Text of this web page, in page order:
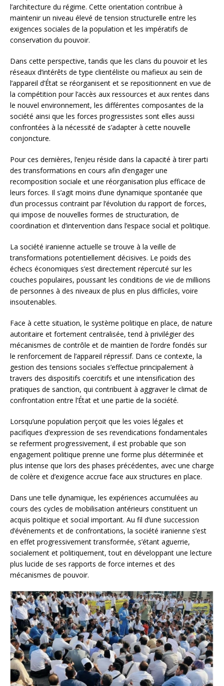
l’architecture du régime. Cette orientation contribue à
maintenir un niveau élevé de tension structurelle entre les
exigences sociales de la population et les impératifs de
conservation du pouvoir.
Dans cette perspective, tandis que les clans du pouvoir et les
réseaux d’intérêts de type clientéliste ou mafieux au sein de
l’appareil d’État se réorganisent et se repositionnent en vue de
la compétition pour l’accès aux ressources et aux rentes dans
le nouvel environnement, les différentes composantes de la
société ainsi que les forces progressistes sont elles aussi
confrontées à la nécessité de s’adapter à cette nouvelle
conjoncture.
Pour ces dernières, l’enjeu réside dans la capacité à tirer parti
des transformations en cours afin d’engager une
recomposition sociale et une réorganisation plus efficace de
leurs forces. Il s’agit moins d’une dynamique spontanée que
d’un processus contraint par l’évolution du rapport de forces,
qui impose de nouvelles formes de structuration, de
coordination et d’intervention dans l’espace social et politique.
La société iranienne actuelle se trouve à la veille de
transformations potentiellement décisives. Le poids des
échecs économiques s’est directement répercuté sur les
couches populaires, poussant les conditions de vie de millions
de personnes à des niveaux de plus en plus difficiles, voire
insoutenables.
Face à cette situation, le système politique en place, de nature
autoritaire et fortement centralisée, tend à privilégier des
mécanismes de contrôle et de maintien de l’ordre fondés sur
le renforcement de l’appareil répressif. Dans ce contexte, la
gestion des tensions sociales s’effectue principalement à
travers des dispositifs coercitifs et une intensification des
pratiques de sanction, qui contribuent à aggraver le climat de
confrontation entre l’État et une partie de la société.
Lorsqu’une population perçoit que les voies légales et
pacifiques d’expression de ses revendications fondamentales
se referment progressivement, il est probable que son
engagement politique prenne une forme plus déterminée et
plus intense que lors des phases précédentes, avec une charge
de colère et d’exigence accrue face aux structures en place.
Dans une telle dynamique, les expériences accumulées au
cours des cycles de mobilisation antérieurs constituent un
acquis politique et social important. Au fil d’une succession
d’événements et de confrontations, la société iranienne s’est
en effet progressivement transformée, s’étant aguerrie,
socialement et politiquement, tout en développant une lecture
plus lucide de ses rapports de force internes et des
mécanismes de pouvoir.